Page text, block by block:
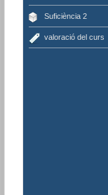
Suficiència 2
valoració del curs